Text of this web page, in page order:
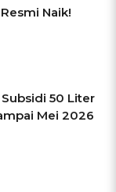
Naik!
50 Liter
Mei 2026